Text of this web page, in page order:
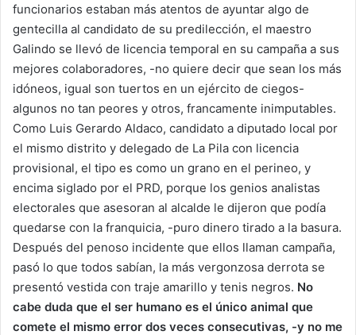
funcionarios estaban más atentos de ayuntar algo de
gentecilla al candidato de su predilección, el maestro
Galindo se llevó de licencia temporal en su campaña a sus
mejores colaboradores, -no quiere decir que sean los más
idóneos, igual son tuertos en un ejército de ciegos-
algunos no tan peores y otros, francamente inimputables.
Como Luis Gerardo Aldaco, candidato a diputado local por
el mismo distrito y delegado de La Pila con licencia
provisional, el tipo es como un grano en el perineo, y
encima siglado por el PRD, porque los genios analistas
electorales que asesoran al alcalde le dijeron que podía
quedarse con la franquicia, -puro dinero tirado a la basura.
Después del penoso incidente que ellos llaman campaña,
pasó lo que todos sabían, la más vergonzosa derrota se
presentó vestida con traje amarillo y tenis negros. No
cabe duda que el ser humano es el único animal que
comete el mismo error dos veces consecutivas, -y no me